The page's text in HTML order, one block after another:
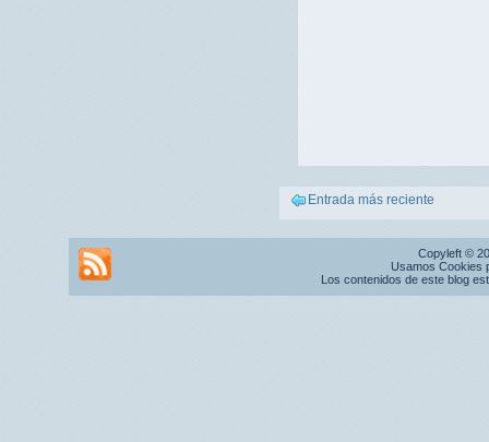
Entrada más reciente
Copyleft ©
Usamos Cookies
Los contenidos de este blog